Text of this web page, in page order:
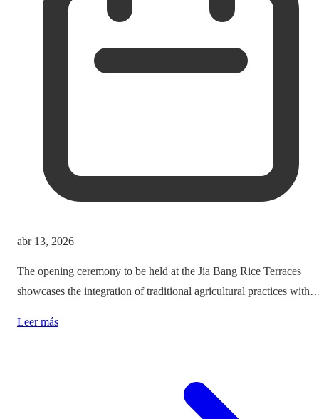
abr 13, 2026
The opening ceremony to be held at the Jia Bang Rice Terraces
showcases the integration of traditional agricultural practices with
authenticity and cultural preservation amidst commercialization.
Leer más